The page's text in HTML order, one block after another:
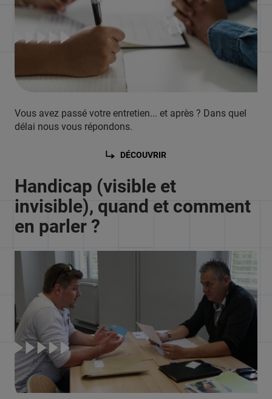
Vous avez passé votre entretien... et après ? Dans quel
délai nous vous répondons.
DÉCOUVRIR
Handicap (visible et
invisible), quand et comment
en parler ?